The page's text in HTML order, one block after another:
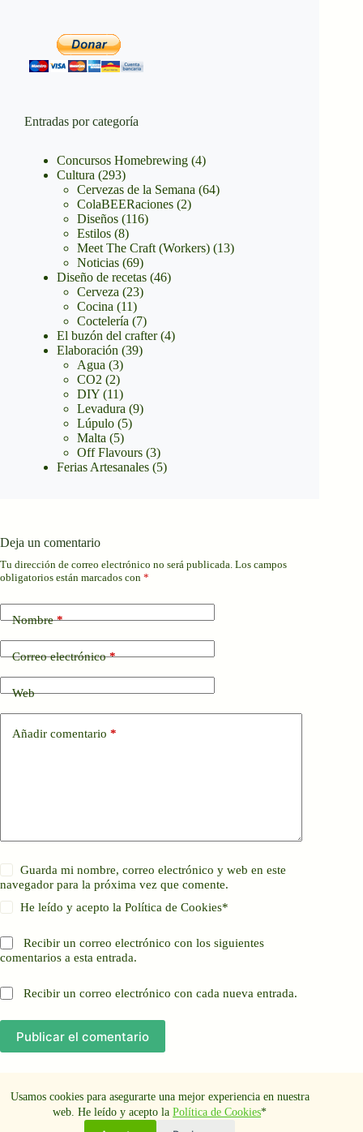
Usamos cookies para asegurarte una mejor experiencia en nuestra
web. He leído y acepto laPolítica de Cookies*
Entradas por categoría
Concursos Homebrewing (4)
Cultura (293)
Cervezas de la Semana (64)
ColaBEERaciones (2)
Diseños (116)
Estilos (8)
Meet The Craft (Workers) (13)
Noticias (69)
Diseño de recetas (46)
Cerveza (23)
Cocina (11)
Coctelería (7)
El buzón del crafter(4)
Elaboración (39)
Agua (3)
CO2 (2)
DIY (11)
Levadura (9)
Lúpulo (5)
Malta (5)
Off Flavours (3)
Ferias Artesanales (5)
Deja un comentario
Tu dirección de correo electrónico no será publicada. Los campos
obligatorios están marcados con *
Nombre*
Correo electrónico*
Web
Añadir comentario *
Guarda mi nombre, correo electrónico y web en este
navegador para la próxima vez que comente.
He leído y acepto laPolítica de Cookies*
Recibir un correo electrónico con los siguientes
comentarios a esta entrada.
Recibir un correo electrónico con cada nueva entrada.
Publicar el comentario
Aviso Legal Política de cookies